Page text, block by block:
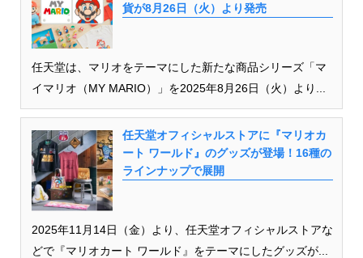
貨が8月26日（火）より発売
任天堂は、マリオをテーマにした新たな商品シリーズ「マ
イマリオ（MY MARIO）」を2025年8月26日（火）より...
任天堂オフィシャルストアに『マリオカ
ート ワールド』のグッズが登場！16種の
ラインナップで展開
2025年11月14日（金）より、任天堂オフィシャルストアな
どで『マリオカート ワールド』をテーマにしたグッズが...